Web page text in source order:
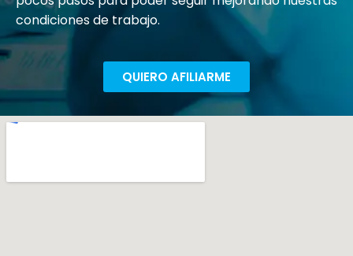
condiciones de trabajo.
QUIERO AFILIARME